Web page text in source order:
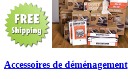
Accessoires de déménagement